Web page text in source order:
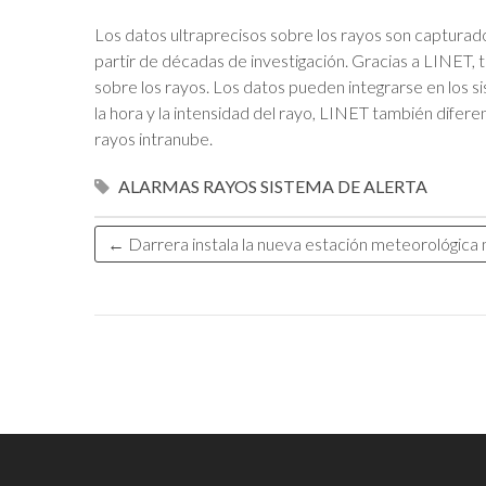
Los datos ultraprecisos sobre los rayos son
partir de décadas de investigación. Gracias a
sobre los rayos. Los datos pueden integrarse en los
la hora y la intensidad del rayo, LINET también
rayos intranube.
ALARMAS RAYOS SISTEMA DE ALERTA
← Darrera instala la nueva estación meteorológica